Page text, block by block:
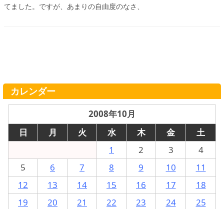
てました。ですが、あまりの自由度のなさ、
カレンダー
2008年10月
日
月 火 水 木 金
土
1
2 3
4
5
6 7 8 9 10
11
12
13 14 15 16 17
18
19
20 21 22 23 24
25